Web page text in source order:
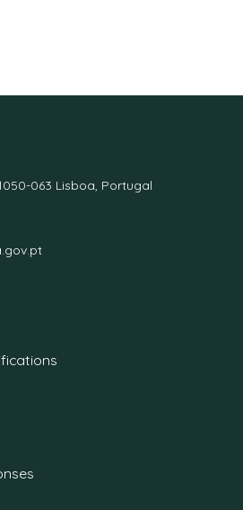
063 Lisboa, Portugal